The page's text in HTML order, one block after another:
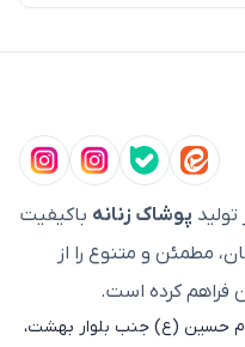
پوشاک زنانه باکیفیت
مطمئن و متنوع را از
فراهم کرده است.
حسین (ع) جنب بلوار بهشت،